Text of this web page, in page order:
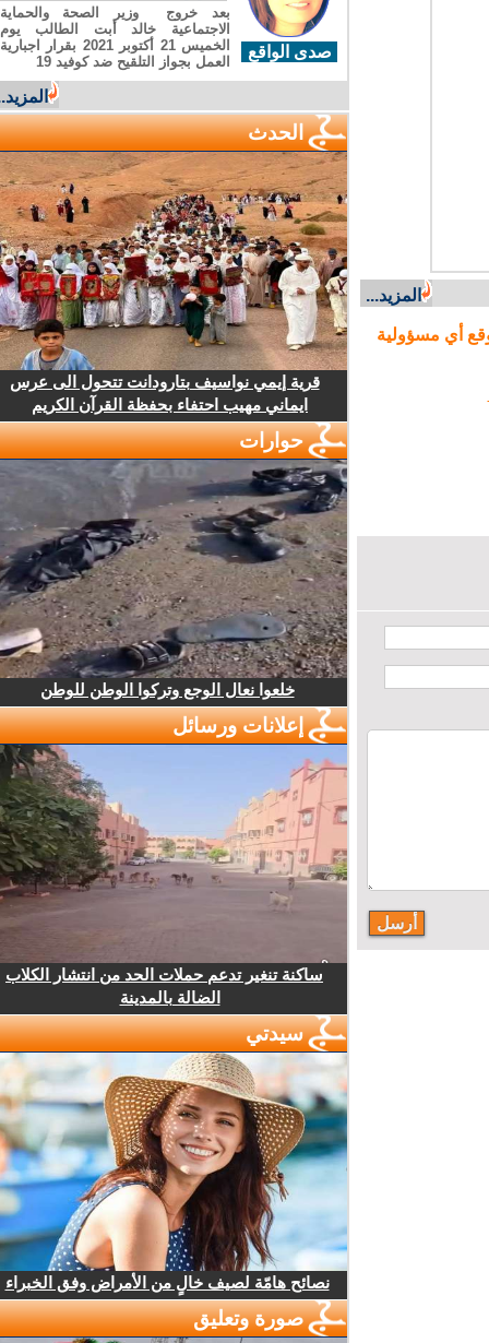
المزيد...
أي مسؤولية
صدى الواقع
بعد خروج وزير الصحة والحماية
الاجتماعية خالد أبت الطالب يوم
الخميس 21 أكتوبر 2021 بقرار اجبارية
العمل بجواز التلقيح ضد كوفيد 19
المزيد...
الحدث
قرية إيمي نواسيف بتارودانت تتحول الى عرس
ايماني مهيب احتفاء بحفظة القرآن الكريم
حوارات
خلعوا نعال الوجع وتركوا الوطن للوطن
إعلانات ورسائل
ساكنة تنغير تدعم حملات الحد من انتشار الكلاب
الضالة بالمدينة
سيدتي
نصائح هامّة لصيف خالٍ من الأمراض وفق الخبراء
صورة وتعليق